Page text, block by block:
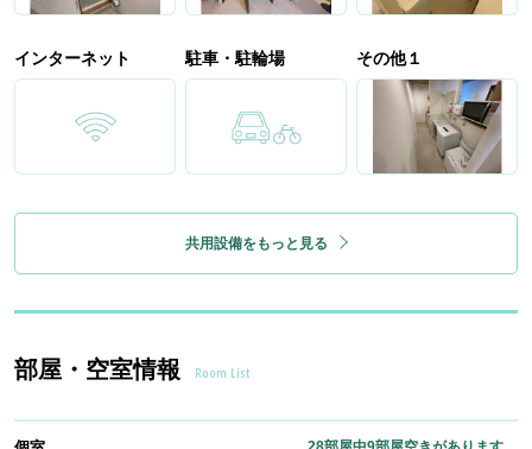
インターネット 駐車・駐輪場 その他１
共用設備をもっと見る
部屋・空室情報 Room List